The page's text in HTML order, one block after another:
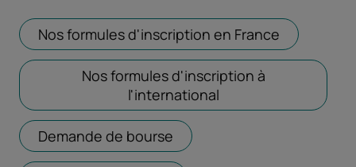
Nos formules d'inscription en France Ouvrir
Nos formules d'inscription à
l'international Ouvrir dans un
Demande de bourse Ouvrir dans un nouvel